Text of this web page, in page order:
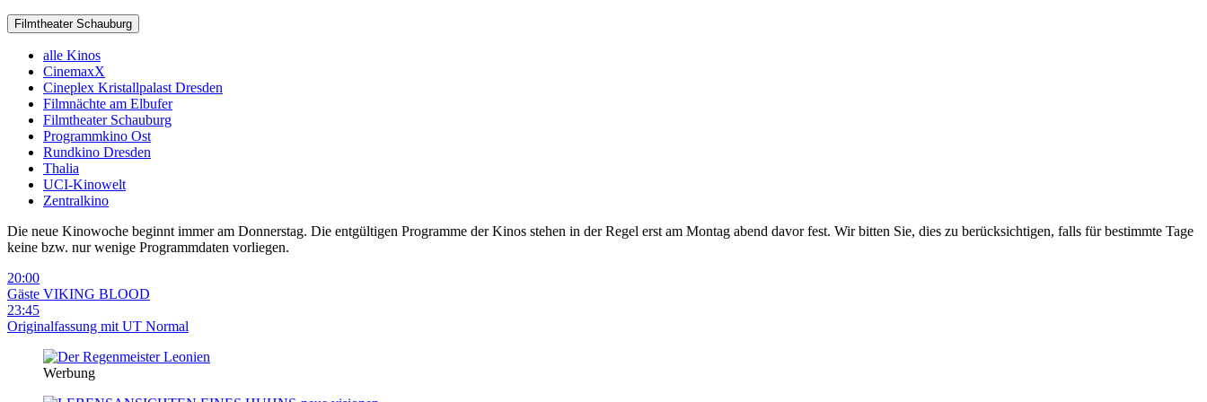
Filmtheater Schauburg
alle Kinos
CinemaxX
Cineplex Kristallpalast Dresden
Filmnächte am Elbufer
Filmtheater Schauburg
Programmkino Ost
Rundkino Dresden
Thalia
UCI-Kinowelt
Zentralkino
Die neue Kinowoche beginnt immer am Donnerstag. Die entgültigen Programme der Kinos stehen in der Regel erst am Montag abend davor fest. Wir bitten Sie, dies zu berücksichtigen, falls für bestimmte Tage
keine bzw. nur wenige Programmdaten vorliegen.
20:00
Gäste VIKING BLOOD
23:45
Originalfassung mit UT Normal
Werbung